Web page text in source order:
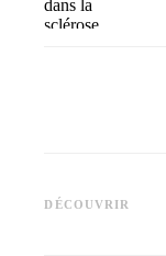
DÉCOUVRIR
Epidiolex et l'état
recherche